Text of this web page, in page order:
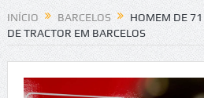
de trânsito no IC2 em Alcobaça
INÍCIO BARCELOS
HOMEM DE
DE TRACTOR EM BARCELOS